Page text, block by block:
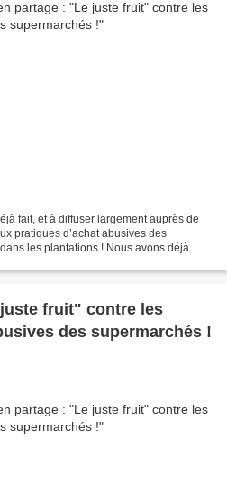
fait, et à diffuser largement auprès de
pratiques d’achat abusives des
les plantations ! Nous avons déjà
fruit" contre les
des supermarchés !